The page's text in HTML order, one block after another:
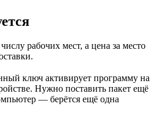
рабочих мест, а цена за место
ключ активирует программу на
Нужно поставить пакет ещё
— берётся ещё одна